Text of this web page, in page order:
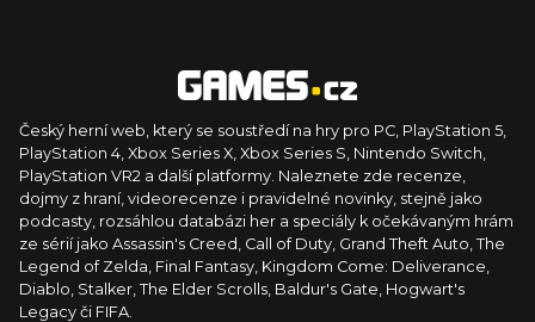
Český herní web, který se soustředí na hry pro PC, PlayStation 5,
PlayStation 4, Xbox Series X, Xbox Series S, Nintendo Switch,
PlayStation VR2 a další platformy. Naleznete zde recenze,
dojmy z hraní, videorecenze i pravidelné novinky, stejně jako
podcasty, rozsáhlou databázi her a speciály k očekávaným hrám
ze sérií jako Assassin's Creed, Call of Duty, Grand Theft Auto, The
Legend of Zelda, Final Fantasy, Kingdom Come: Deliverance,
Diablo, Stalker, The Elder Scrolls, Baldur's Gate, Hogwart's
Legacy či FIFA.